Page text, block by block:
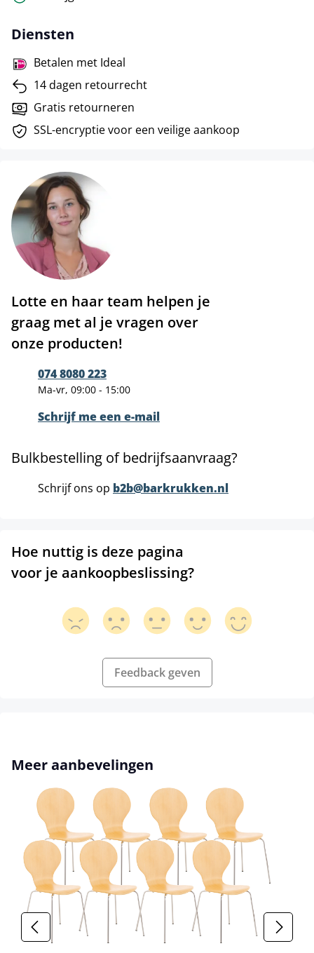
Diensten
Betalen met Ideal
14 dagen retourrecht
Gratis retourneren
SSL-encryptie voor een veilige aankoop
Lotte en haar team helpen je
graag met al je vragen over
onze producten!
074 8080 223
Ma-vr, 09:00 - 15:00
Schrijf me een e-mail
Bulkbestelling of bedrijfsaanvraag?
Schrijf ons op b2b@barkrukken.nl
Hoe nuttig is deze pagina
voor je aankoopbeslissing?
Feedback geven
Productgalerij overslaan
Meer aanbevelingen